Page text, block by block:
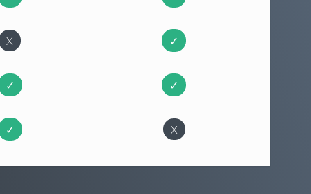
X ✓
✓ ✓
✓ X